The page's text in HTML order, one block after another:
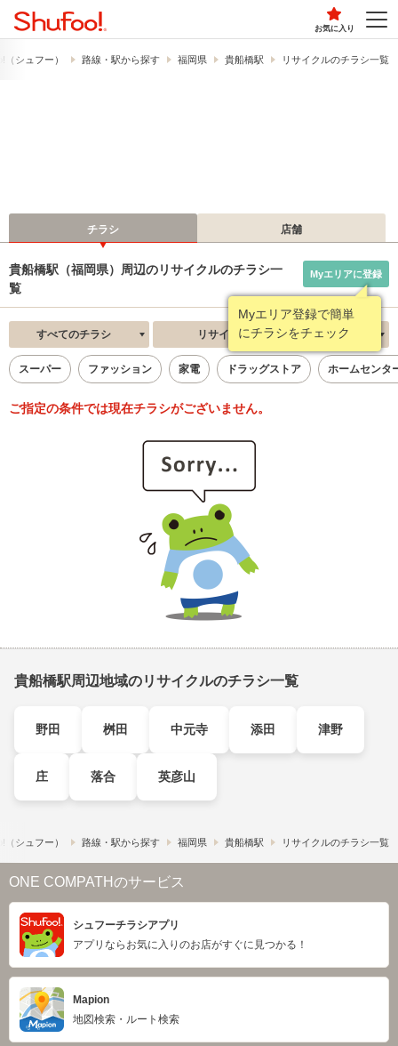
お気に入り
シュフー） 路線・駅から探す 福岡県 貴船橋駅 リサイクルのチラシ一覧
チラシ 店舗
貴船橋駅（福岡県）周辺のリサイクルのチラシ一
覧
Myエリア登録で簡単
にチラシをチェック
Myエリアに登録
すべてのチラシ リサイクル 新着順
スーパー ファッション 家電 ドラッグストア ホームセンタ
ご指定の条件では現在チラシがございません。
貴船橋駅周辺地域のリサイクルのチラシ一覧
野田 桝田 中元寺 添田 津野
庄 落合 英彦山
シュフー） 路線・駅から探す 福岡県 貴船橋駅 リサイクルのチラシ一覧
ONE COMPATHのサービス
シュフーチラシアプリ
アプリならお気に入りのお店がすぐに見つかる！
Mapion
地図検索・ルート検索